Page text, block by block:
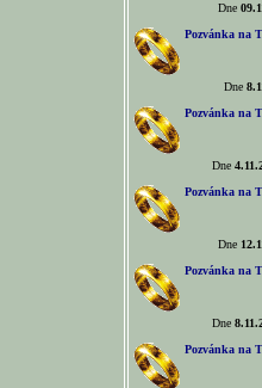
Dne
Pozvánka na
Dne
Pozvánka na
Dne
Pozvánka na
Dne
Pozvánka na
Dne
Pozvánka na